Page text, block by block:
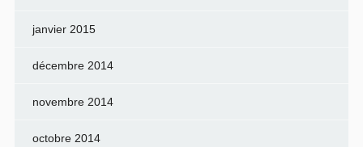
janvier 2015
décembre 2014
novembre 2014
octobre 2014